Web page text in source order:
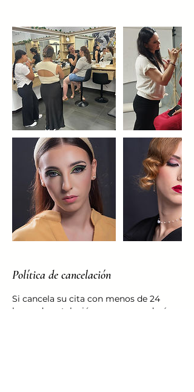
Política de cancelación
Si cancela su cita con menos de 24
horas de antelación, no se procederá a